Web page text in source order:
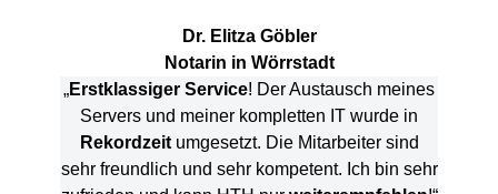
Dr. Elitza Göbler
Notarin in Wörrstadt
„Erstklassiger Service! Der Austausch meines
Servers und meiner kompletten IT wurde in
Rekordzeitumgesetzt. Die Mitarbeiter sind
sehr freundlich und sehr kompetent. Ich bin sehr